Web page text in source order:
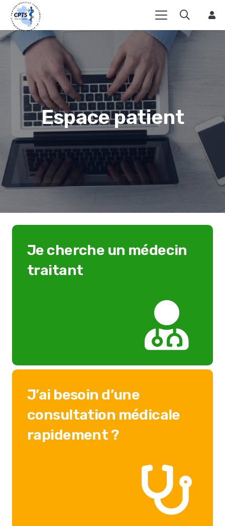
Espace patient
Je cherche un médecin
traitant
J’ai besoin d’une
consultation médicale
rapidement ?